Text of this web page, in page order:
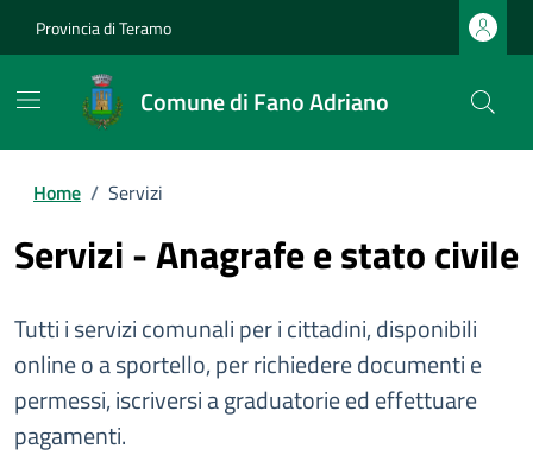
Provincia di Teramo
Comune di Fano Adriano
Home / Servizi
Servizi - Anagrafe e stato civile
Tutti i servizi comunali per i cittadini, disponibili
online o a sportello, per richiedere documenti e
permessi, iscriversi a graduatorie ed effettuare
pagamenti.